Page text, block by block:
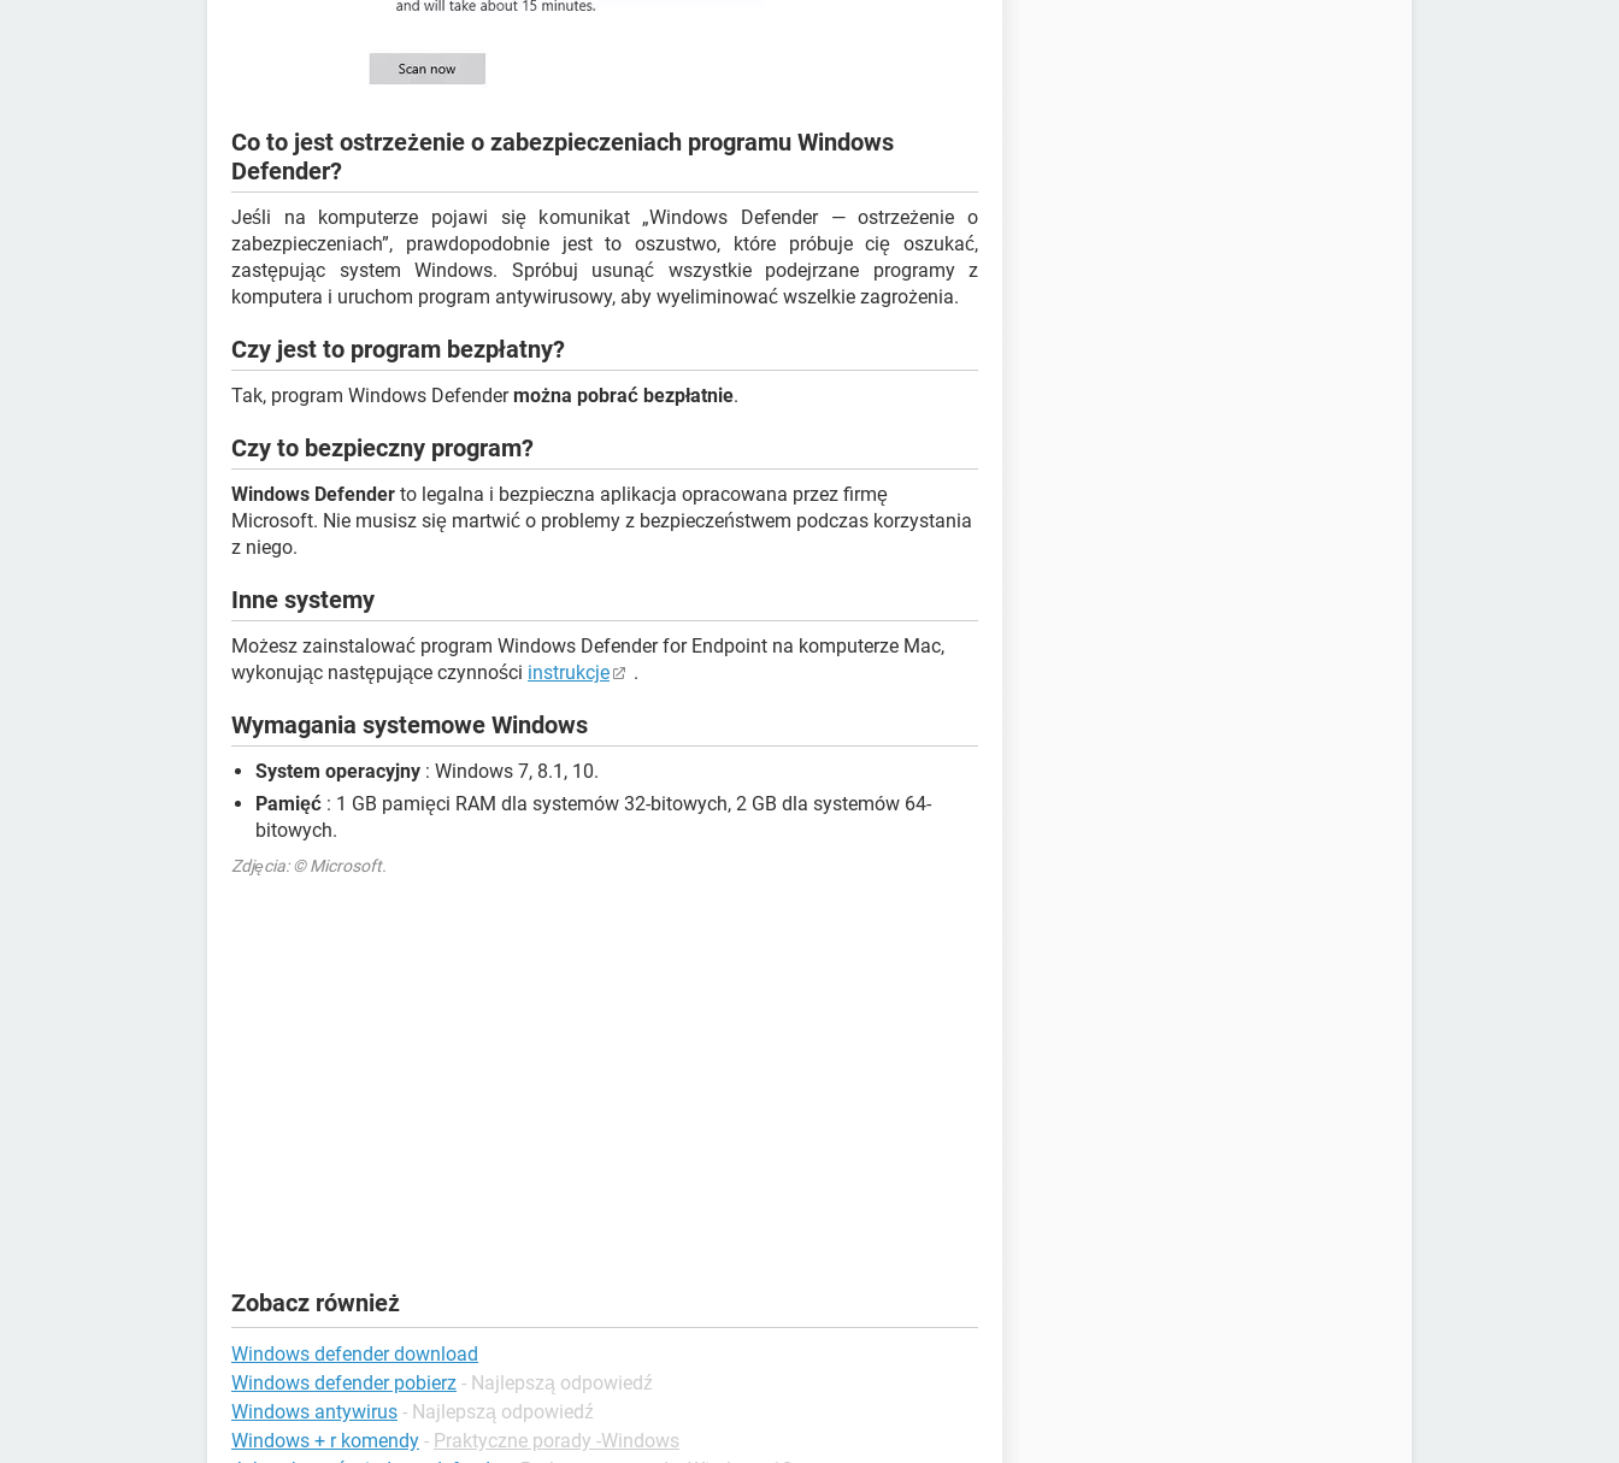
Co to jest ostrzeżenie o zabezpieczeniach programu Windows
Defender?
Jeśli na komputerze pojawi się komunikat „Windows Defender — ostrzeżenie o
zabezpieczeniach”, prawdopodobnie jest to oszustwo, które próbuje cię oszukać,
zastępując system Windows. Spróbuj usunąć wszystkie podejrzane programy z
komputera i uruchom program antywirusowy, aby wyeliminować wszelkie zagrożenia.
Czy jest to program bezpłatny?
Tak, program Windows Defendermożna pobrać bezpłatnie.
Czy to bezpieczny program?
Windows Defender to legalna i bezpieczna aplikacja opracowana przez firmę
Microsoft. Nie musisz się martwić o problemy z bezpieczeństwem podczas korzystania
z niego.
Inne systemy
Możesz zainstalować program Windows Defender for Endpoint na komputerze Mac,
wykonując następujące czynności instrukcje .
Wymagania systemowe Windows
System operacyjny : Windows 7, 8.1, 10.
Pamięć : 1 GB pamięci RAM dla systemów 32-bitowych, 2 GB dla systemów 64-
bitowych.
Zdjęcia: © Microsoft.
Zobacz również
Windows defender download
Windows defender pobierz - Najlepszą odpowiedź
Windows antywirus - Najlepszą odpowiedź
Windows + r komendy - Praktyczne porady -Windows